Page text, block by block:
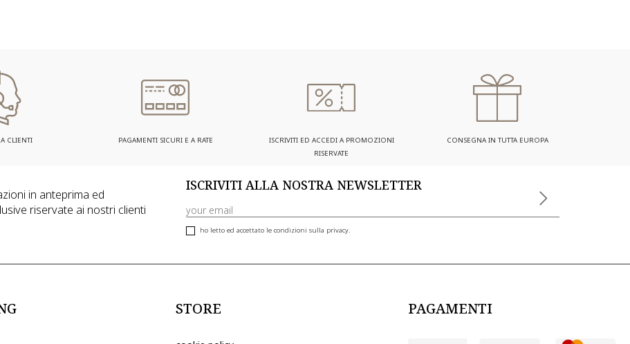
CLIENTI PAGAMENTI SICURI E A RATE
ISCRIVITI ED ACCEDI A PROMOZIONI
RISERVATE
CONSEGNA IN TUTTA EUROPA
in anteprima ed
riservate ai nostri clienti
ISCRIVITI ALLA NOSTRA NEWSLETTER
ho letto ed accettato le condizioni sulla privacy.
STORE PAGAMENTI